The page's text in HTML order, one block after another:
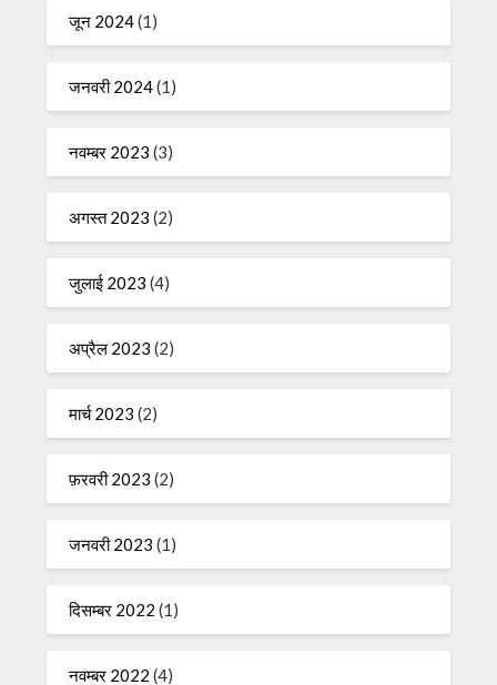
जून 2024(1)
जनवरी 2024(1)
नवम्बर 2023 (3)
अगस्त 2023 (2)
जुलाई 2023 (4)
अप्रैल 2023 (2)
मार्च 2023 (2)
फ़रवरी 2023 (2)
जनवरी 2023 (1)
दिसम्बर 2022 (1)
नवम्बर 2022 (4)